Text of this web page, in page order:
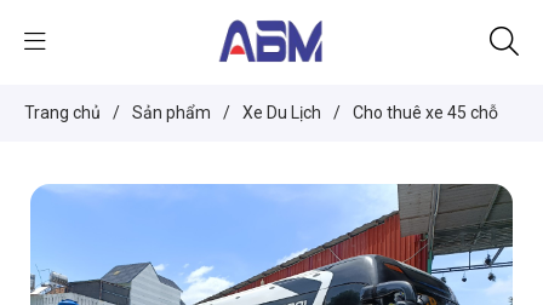
Trang chủ / Sản phẩm / Xe Du Lịch / Cho thuê xe 45 chỗ